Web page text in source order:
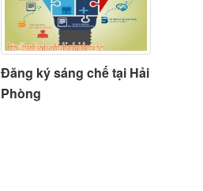
Đăng ký sáng chế tại Hải
Phòng